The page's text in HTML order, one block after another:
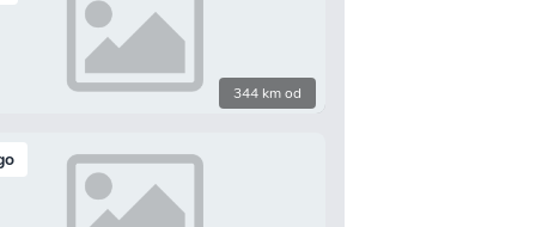
344 km od